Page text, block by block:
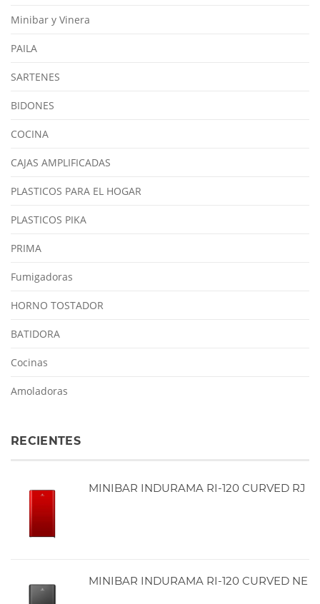
Minibar y Vinera
PAILA
SARTENES
BIDONES
COCINA
CAJAS AMPLIFICADAS
PLASTICOS PARA EL HOGAR
PLASTICOS PIKA
PRIMA
Fumigadoras
HORNO TOSTADOR
BATIDORA
Cocinas
Amoladoras
RECIENTES
MINIBAR INDURAMA RI-120 CURVED RJ
MINIBAR INDURAMA RI-120 CURVED NE